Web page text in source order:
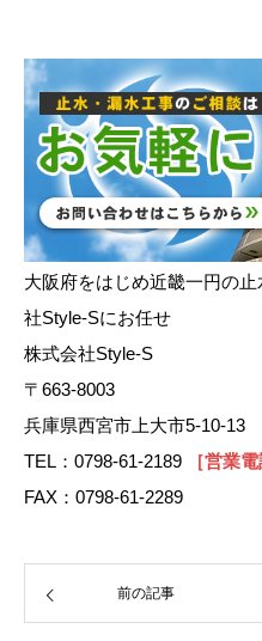
大阪府をはじめ近畿一円の
社Style-Sにお任せ
株式会社Style-S
〒663-8003
兵庫県西宮市上大市5-10-13
TEL：0798-61-2189
［営業
FAX：0798-61-2289
前の記事